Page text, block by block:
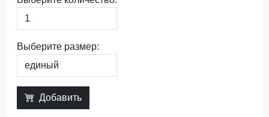
Выберите размер:
Добавить